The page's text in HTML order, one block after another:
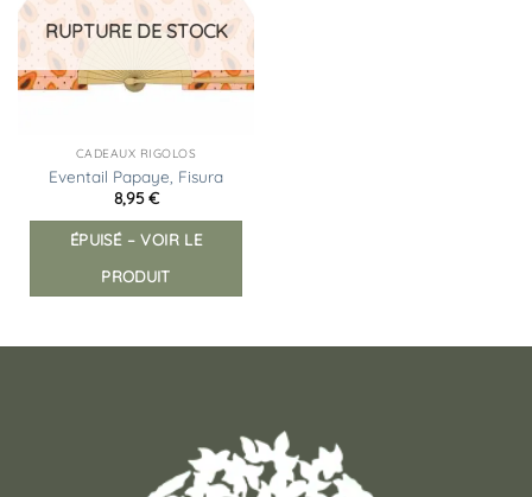
peuvent
être
sur
du
produit
d’envies
RUPTURE DE STOCK
CADEAUX RIGOLOS
Eventail Papaye, Fisura
8,95€
ÉPUISÉ – VOIR LE
PRODUIT